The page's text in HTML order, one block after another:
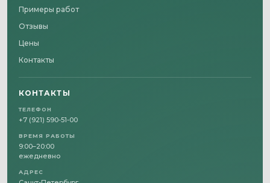
Примеры работ
Отзывы
Цены
Контакты
КОНТАКТЫ
ТЕЛЕФОН
+7 (921) 590-51-00
ВРЕМЯ РАБОТЫ
9:00–20:00
ежедневно
АДРЕС